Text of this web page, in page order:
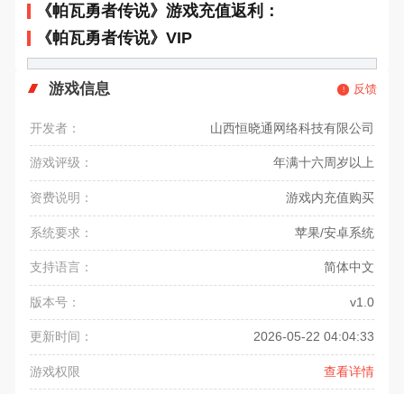
《帕瓦勇者传说》游戏充值返利：
《帕瓦勇者传说》VIP
游戏信息 反馈
开发者： 山西恒晓通网络科技有限公司
游戏评级： 年满十六周岁以上
资费说明： 游戏内充值购买
系统要求： 苹果/安卓系统
支持语言： 简体中文
版本号： v1.0
更新时间： 2026-05-22 04:04:33
游戏权限 查看详情